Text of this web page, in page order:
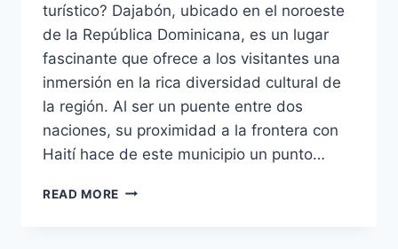
turístico? Dajabón, ubicado en el noroeste
de la República Dominicana, es un lugar
fascinante que ofrece a los visitantes una
inmersión en la rica diversidad cultural de
la región. Al ser un puente entre dos
naciones, su proximidad a la frontera con
Haití hace de este municipio un punto…
READ MORE DAJABÓN: